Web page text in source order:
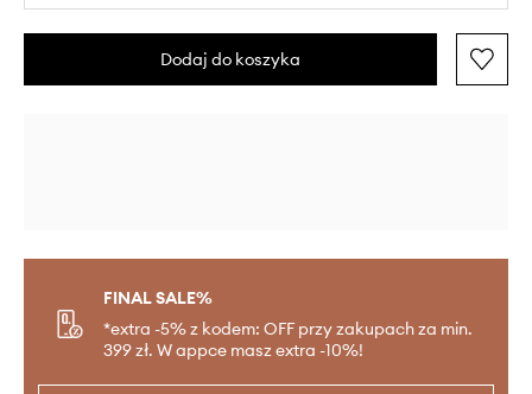
Dodaj do koszyka
FINAL SALE%
*extra -5% z kodem: OFF przy zakupach za min.
399 zł. W appce masz extra -10%!